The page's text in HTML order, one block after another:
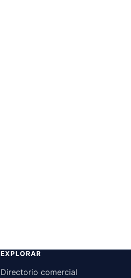
EXPLORAR
Directorio comercial